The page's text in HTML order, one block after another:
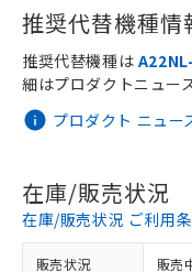
推奨代替機種情
プロダクト ニュ
推奨代替機種は
細はプロダクトニュー
在庫/販売状況
在庫/販売状況 ご利用
販売状況 販売